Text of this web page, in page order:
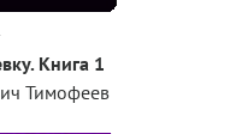
Книга 1
Тимофеев